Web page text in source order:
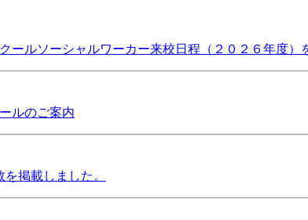
ールソーシャルワーカー来校日程（２０２６年度）
ルのご案内
掲載しました。